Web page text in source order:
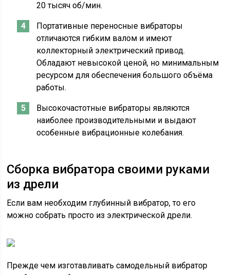
20 тысяч об/мин.
Портативные переносные вибраторы
отличаются гибким валом и имеют
коллекторный электрический привод.
Обладают невысокой ценой, но минимальным
ресурсом для обеспечения большого объёма
работы.
Высокочастотные вибраторы являются
наиболее производительными и выдают
особенные вибрационные колебания.
Сборка вибратора своими руками
из дрели
Если вам необходим глубинный вибратор, то его
можно собрать просто из электрической дрели.
Прежде чем изготавливать самодельный вибратор